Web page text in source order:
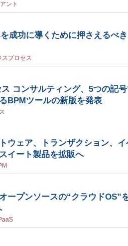
ント
成功に導くために押さえるべ
スプロセス
コンサルティング、5つの記
BPMツールの新版を発表
ウェア、トランザクション、
イート製品を拡販へ
ープンソースの“クラウドOS”